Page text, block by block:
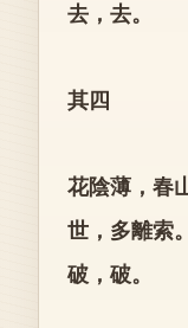
去，去。
其四
花陰薄，春
世，多離索
破，破。